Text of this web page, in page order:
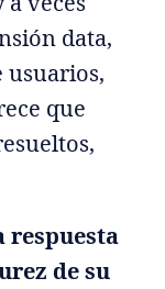
data,
usuarios,
que
respuesta
de su